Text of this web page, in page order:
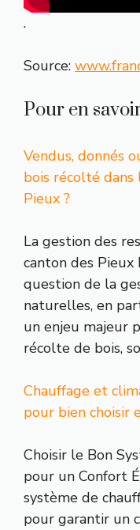
.
Source:
Pour en
Vendus, donnés
bois récolté dans
Pieux ?
La gestion des
canton des Pieux
question de la
naturelles, en
un enjeu majeur
récolte de bois,
Chauffage et
pour bien choisir
Choisir le Bon
pour un Confort
système de
pour garantir un